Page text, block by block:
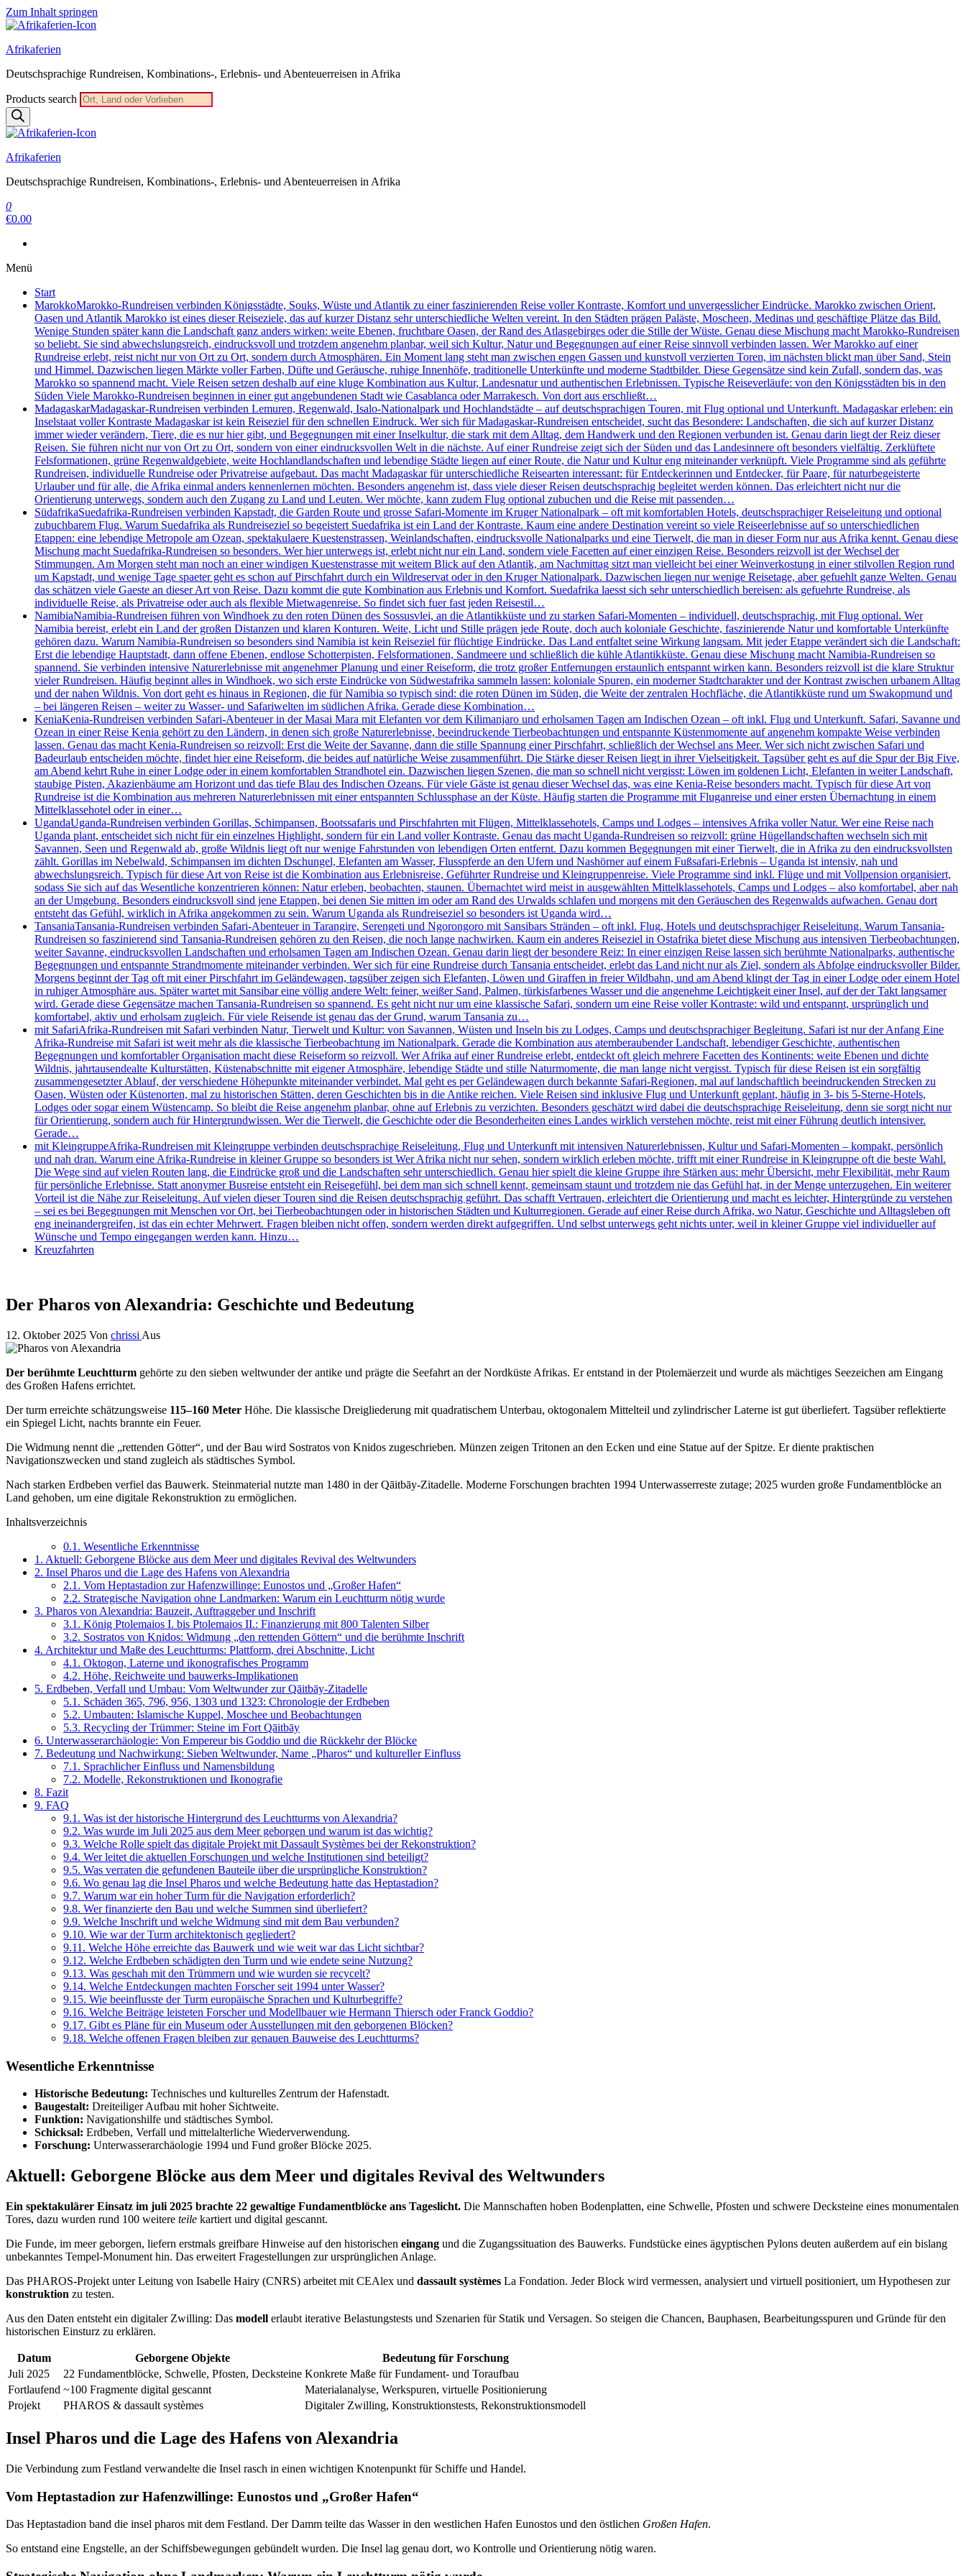
Zum Inhalt springen
Afrikaferien
Deutschsprachige Rundreisen, Kombinations-, Erlebnis- und Abenteuerreisen in Afrika
Products search
Afrikaferien
Deutschsprachige Rundreisen, Kombinations-, Erlebnis- und Abenteuerreisen in Afrika
0
€0.00
Menü
Start
MarokkoMarokko-Rundreisen verbinden Königsstädte, Souks, Wüste und Atlantik zu einer faszinierenden Reise voller Kontraste, Komfort und unvergesslicher Eindrücke. Marokko zwischen Orient,
Oasen und Atlantik Marokko ist eines dieser Reiseziele, das auf kurzer Distanz sehr unterschiedliche Welten vereint. In den Städten prägen Paläste, Moscheen, Medinas und geschäftige Plätze das Bild.
Wenige Stunden später kann die Landschaft ganz anders wirken: weite Ebenen, fruchtbare Oasen, der Rand des Atlasgebirges oder die Stille der Wüste. Genau diese Mischung macht Marokko-Rundreisen
so beliebt. Sie sind abwechslungsreich, eindrucksvoll und trotzdem angenehm planbar, weil sich Kultur, Natur und Begegnungen auf einer Reise sinnvoll verbinden lassen. Wer Marokko auf einer
Rundreise erlebt, reist nicht nur von Ort zu Ort, sondern durch Atmosphären. Ein Moment lang steht man zwischen engen Gassen und kunstvoll verzierten Toren, im nächsten blickt man über Sand, Stein
und Himmel. Dazwischen liegen Märkte voller Farben, Düfte und Geräusche, ruhige Innenhöfe, traditionelle Unterkünfte und moderne Stadtbilder. Diese Gegensätze sind kein Zufall, sondern das, was
Marokko so spannend macht. Viele Reisen setzen deshalb auf eine kluge Kombination aus Kultur, Landesnatur und authentischen Erlebnissen. Typische Reiseverläufe: von den Königsstädten bis in den
Süden Viele Marokko-Rundreisen beginnen in einer gut angebundenen Stadt wie Casablanca oder Marrakesch. Von dort aus erschließt…
MadagaskarMadagaskar-Rundreisen verbinden Lemuren, Regenwald, Isalo-Nationalpark und Hochlandstädte – auf deutschsprachigen Touren, mit Flug optional und Unterkunft. Madagaskar erleben: ein
Inselstaat voller Kontraste Madagaskar ist kein Reiseziel für den schnellen Eindruck. Wer sich für Madagaskar-Rundreisen entscheidet, sucht das Besondere: Landschaften, die sich auf kurzer Distanz
immer wieder verändern, Tiere, die es nur hier gibt, und Begegnungen mit einer Inselkultur, die stark mit dem Alltag, dem Handwerk und den Regionen verbunden ist. Genau darin liegt der Reiz dieser
Reisen. Sie führen nicht nur von Ort zu Ort, sondern von einer eindrucksvollen Welt in die nächste. Auf einer Rundreise zeigt sich der Süden und das Landesinnere oft besonders vielfältig. Zerklüftete
Felsformationen, grüne Regenwaldgebiete, weite Hochlandlandschaften und lebendige Städte liegen auf einer Route, die Natur und Kultur eng miteinander verknüpft. Viele Programme sind als geführte
Rundreisen, individuelle Rundreise oder Privatreise aufgebaut. Das macht Madagaskar für unterschiedliche Reisearten interessant: für Entdeckerinnen und Entdecker, für Paare, für naturbegeisterte
Urlauber und für alle, die Afrika einmal anders kennenlernen möchten. Besonders angenehm ist, dass viele dieser Reisen deutschsprachig begleitet werden können. Das erleichtert nicht nur die
Orientierung unterwegs, sondern auch den Zugang zu Land und Leuten. Wer möchte, kann zudem Flug optional zubuchen und die Reise mit passenden…
SüdafrikaSuedafrika-Rundreisen verbinden Kapstadt, die Garden Route und grosse Safari-Momente im Kruger Nationalpark – oft mit komfortablen Hotels, deutschsprachiger Reiseleitung und optional
zubuchbarem Flug. Warum Suedafrika als Rundreiseziel so begeistert Suedafrika ist ein Land der Kontraste. Kaum eine andere Destination vereint so viele Reiseerlebnisse auf so unterschiedlichen
Etappen: eine lebendige Metropole am Ozean, spektakulaere Kuestenstrassen, Weinlandschaften, eindrucksvolle Nationalparks und eine Tierwelt, die man in dieser Form nur aus Afrika kennt. Genau diese
Mischung macht Suedafrika-Rundreisen so besonders. Wer hier unterwegs ist, erlebt nicht nur ein Land, sondern viele Facetten auf einer einzigen Reise. Besonders reizvoll ist der Wechsel der
Stimmungen. Am Morgen steht man noch an einer windigen Kuestenstrasse mit weitem Blick auf den Atlantik, am Nachmittag sitzt man vielleicht bei einer Weinverkostung in einer stilvollen Region rund
um Kapstadt, und wenige Tage spaeter geht es schon auf Pirschfahrt durch ein Wildreservat oder in den Kruger Nationalpark. Dazwischen liegen nur wenige Reisetage, aber gefuehlt ganze Welten. Genau
das schätzen viele Gaeste an dieser Art von Reise. Dazu kommt die gute Kombination aus Erlebnis und Komfort. Suedafrika laesst sich sehr unterschiedlich bereisen: als gefuehrte Rundreise, als
individuelle Reise, als Privatreise oder auch als flexible Mietwagenreise. So findet sich fuer fast jeden Reisestil…
NamibiaNamibia-Rundreisen führen von Windhoek zu den roten Dünen des Sossusvlei, an die Atlantikküste und zu starken Safari-Momenten – individuell, deutschsprachig, mit Flug optional. Wer
Namibia bereist, erlebt ein Land der großen Distanzen und klaren Konturen. Weite, Licht und Stille prägen jede Route, doch auch koloniale Geschichte, faszinierende Natur und komfortable Unterkünfte
gehören dazu. Warum Namibia-Rundreisen so besonders sind Namibia ist kein Reiseziel für flüchtige Eindrücke. Das Land entfaltet seine Wirkung langsam. Mit jeder Etappe verändert sich die Landschaft:
Erst die lebendige Hauptstadt, dann offene Ebenen, endlose Schotterpisten, Felsformationen, Sandmeere und schließlich die kühle Atlantikküste. Genau diese Mischung macht Namibia-Rundreisen so
spannend. Sie verbinden intensive Naturerlebnisse mit angenehmer Planung und einer Reiseform, die trotz großer Entfernungen erstaunlich entspannt wirken kann. Besonders reizvoll ist die klare Struktur
vieler Rundreisen. Häufig beginnt alles in Windhoek, wo sich erste Eindrücke von Südwestafrika sammeln lassen: koloniale Spuren, ein moderner Stadtcharakter und der Kontrast zwischen urbanem Alltag
und der nahen Wildnis. Von dort geht es hinaus in Regionen, die für Namibia so typisch sind: die roten Dünen im Süden, die Weite der zentralen Hochfläche, die Atlantikküste rund um Swakopmund und
– bei längeren Reisen – weiter zu Wasser- und Safariwelten im südlichen Afrika. Gerade diese Kombination…
KeniaKenia-Rundreisen verbinden Safari-Abenteuer in der Masai Mara mit Elefanten vor dem Kilimanjaro und erholsamen Tagen am Indischen Ozean – oft inkl. Flug und Unterkunft. Safari, Savanne und
Ozean in einer Reise Kenia gehört zu den Ländern, in denen sich große Naturerlebnisse, beeindruckende Tierbeobachtungen und entspannte Küstenmomente auf angenehm kompakte Weise verbinden
lassen. Genau das macht Kenia-Rundreisen so reizvoll: Erst die Weite der Savanne, dann die stille Spannung einer Pirschfahrt, schließlich der Wechsel ans Meer. Wer sich nicht zwischen Safari und
Badeurlaub entscheiden möchte, findet hier eine Reiseform, die beides auf natürliche Weise zusammenführt. Die Stärke dieser Reisen liegt in ihrer Vielseitigkeit. Tagsüber geht es auf die Spur der Big Five,
am Abend kehrt Ruhe in einer Lodge oder in einem komfortablen Strandhotel ein. Dazwischen liegen Szenen, die man so schnell nicht vergisst: Löwen im goldenen Licht, Elefanten in weiter Landschaft,
staubige Pisten, Akazienbäume am Horizont und das tiefe Blau des Indischen Ozeans. Für viele Gäste ist genau dieser Wechsel das, was eine Kenia-Reise besonders macht. Typisch für diese Art von
Rundreise ist die Kombination aus mehreren Naturerlebnissen mit einer entspannten Schlussphase an der Küste. Häufig starten die Programme mit Fluganreise und einer ersten Übernachtung in einem
Mittelklassehotel oder in einer…
UgandaUganda-Rundreisen verbinden Gorillas, Schimpansen, Bootssafaris und Pirschfahrten mit Flügen, Mittelklassehotels, Camps und Lodges – intensives Afrika voller Natur. Wer eine Reise nach
Uganda plant, entscheidet sich nicht für ein einzelnes Highlight, sondern für ein Land voller Kontraste. Genau das macht Uganda-Rundreisen so reizvoll: grüne Hügellandschaften wechseln sich mit
Savannen, Seen und Regenwald ab, große Wildnis liegt oft nur wenige Fahrstunden von lebendigen Orten entfernt. Dazu kommen Begegnungen mit einer Tierwelt, die in Afrika zu den eindrucksvollsten
zählt. Gorillas im Nebelwald, Schimpansen im dichten Dschungel, Elefanten am Wasser, Flusspferde an den Ufern und Nashörner auf einem Fußsafari-Erlebnis – Uganda ist intensiv, nah und
abwechslungsreich. Typisch für diese Art von Reise ist die Kombination aus Erlebnisreise, Geführter Rundreise und Kleingruppenreise. Viele Programme sind inkl. Flüge und mit Vollpension organisiert,
sodass Sie sich auf das Wesentliche konzentrieren können: Natur erleben, beobachten, staunen. Übernachtet wird meist in ausgewählten Mittelklassehotels, Camps und Lodges – also komfortabel, aber nah
an der Umgebung. Besonders eindrucksvoll sind jene Etappen, bei denen Sie mitten im oder am Rand des Urwalds schlafen und morgens mit den Geräuschen des Regenwalds aufwachen. Genau dort
entsteht das Gefühl, wirklich in Afrika angekommen zu sein. Warum Uganda als Rundreiseziel so besonders ist Uganda wird…
TansaniaTansania-Rundreisen verbinden Safari-Abenteuer in Tarangire, Serengeti und Ngorongoro mit Sansibars Stränden – oft inkl. Flug, Hotels und deutschsprachiger Reiseleitung. Warum Tansania-
Rundreisen so faszinierend sind Tansania-Rundreisen gehören zu den Reisen, die noch lange nachwirken. Kaum ein anderes Reiseziel in Ostafrika bietet diese Mischung aus intensiven Tierbeobachtungen,
weiter Savanne, eindrucksvollen Landschaften und erholsamen Tagen am Indischen Ozean. Genau darin liegt der besondere Reiz: In einer einzigen Reise lassen sich berühmte Nationalparks, authentische
Begegnungen und entspannte Strandmomente miteinander verbinden. Wer sich für eine Rundreise durch Tansania entscheidet, erlebt das Land nicht nur als Ziel, sondern als Abfolge eindrucksvoller Bilder.
Morgens beginnt der Tag oft mit einer Pirschfahrt im Geländewagen, tagsüber zeigen sich Elefanten, Löwen und Giraffen in freier Wildbahn, und am Abend klingt der Tag in einer Lodge oder einem Hotel
in ruhiger Atmosphäre aus. Später wartet mit Sansibar eine völlig andere Welt: feiner, weißer Sand, Palmen, türkisfarbenes Wasser und die angenehme Leichtigkeit einer Insel, auf der der Takt langsamer
wird. Gerade diese Gegensätze machen Tansania-Rundreisen so spannend. Es geht nicht nur um eine klassische Safari, sondern um eine Reise voller Kontraste: wild und entspannt, ursprünglich und
komfortabel, aktiv und erholsam zugleich. Für viele Reisende ist genau das der Grund, warum Tansania zu…
mit SafariAfrika-Rundreisen mit Safari verbinden Natur, Tierwelt und Kultur: von Savannen, Wüsten und Inseln bis zu Lodges, Camps und deutschsprachiger Begleitung. Safari ist nur der Anfang Eine
Afrika-Rundreise mit Safari ist weit mehr als die klassische Tierbeobachtung im Nationalpark. Gerade die Kombination aus atemberaubender Landschaft, lebendiger Geschichte, authentischen
Begegnungen und komfortabler Organisation macht diese Reiseform so reizvoll. Wer Afrika auf einer Rundreise erlebt, entdeckt oft gleich mehrere Facetten des Kontinents: weite Ebenen und dichte
Wildnis, jahrtausendealte Kulturstätten, Küstenabschnitte mit eigener Atmosphäre, lebendige Städte und stille Naturmomente, die man lange nicht vergisst. Typisch für diese Reisen ist ein sorgfältig
zusammengesetzter Ablauf, der verschiedene Höhepunkte miteinander verbindet. Mal geht es per Geländewagen durch bekannte Safari-Regionen, mal auf landschaftlich beeindruckenden Strecken zu
Oasen, Wüsten oder Küstenorten, mal zu historischen Stätten, deren Geschichten bis in die Antike reichen. Viele Reisen sind inklusive Flug und Unterkunft geplant, häufig in 3- bis 5-Sterne-Hotels,
Lodges oder sogar einem Wüstencamp. So bleibt die Reise angenehm planbar, ohne auf Erlebnis zu verzichten. Besonders geschätzt wird dabei die deutschsprachige Reiseleitung, denn sie sorgt nicht nur
für Orientierung, sondern auch für Hintergrundwissen. Wer die Tierwelt, die Geschichte oder die Besonderheiten eines Landes wirklich verstehen möchte, reist mit einer Führung deutlich intensiver.
Gerade…
mit KleingruppeAfrika-Rundreisen mit Kleingruppe verbinden deutschsprachige Reiseleitung, Flug und Unterkunft mit intensiven Naturerlebnissen, Kultur und Safari-Momenten – kompakt, persönlich
und nah dran. Warum eine Afrika-Rundreise in kleiner Gruppe so besonders ist Wer Afrika nicht nur sehen, sondern wirklich erleben möchte, trifft mit einer Rundreise in Kleingruppe oft die beste Wahl.
Die Wege sind auf vielen Routen lang, die Eindrücke groß und die Landschaften sehr unterschiedlich. Genau hier spielt die kleine Gruppe ihre Stärken aus: mehr Übersicht, mehr Flexibilität, mehr Raum
für persönliche Erlebnisse. Statt anonymer Busreise entsteht ein Reisegefühl, bei dem man sich schnell kennt, gemeinsam staunt und trotzdem nie das Gefühl hat, in der Menge unterzugehen. Ein weiterer
Vorteil ist die Nähe zur Reiseleitung. Auf vielen dieser Touren sind die Reisen deutschsprachig geführt. Das schafft Vertrauen, erleichtert die Orientierung und macht es leichter, Hintergründe zu verstehen
– sei es bei Begegnungen mit Menschen vor Ort, bei Tierbeobachtungen oder in historischen Städten und Kulturregionen. Gerade auf einer Reise durch Afrika, wo Natur, Geschichte und Alltagsleben oft
eng ineinandergreifen, ist das ein echter Mehrwert. Fragen bleiben nicht offen, sondern werden direkt aufgegriffen. Und selbst unterwegs geht nichts unter, weil in kleiner Gruppe viel individueller auf
Wünsche und Tempo eingegangen werden kann. Hinzu…
Kreuzfahrten
Der Pharos von Alexandria: Geschichte und Bedeutung
12. Oktober 2025 Von chrissi Aus
Der berühmte Leuchtturm gehörte zu den sieben weltwunder der antike und prägte die Seefahrt an der Nordküste Afrikas. Er entstand in der Ptolemäerzeit und wurde als mächtiges Seezeichen am Eingang
des Großen Hafens errichtet.
Der turm erreichte schätzungsweise 115–160 Meter Höhe. Die klassische Dreigliederung mit quadratischem Unterbau, oktogonalem Mittelteil und zylindrischer Laterne ist gut überliefert. Tagsüber reflektierte
ein Spiegel Licht, nachts brannte ein Feuer.
Die Widmung nennt die „rettenden Götter“, und der Bau wird Sostratos von Knidos zugeschrieben. Münzen zeigen Tritonen an den Ecken und eine Statue auf der Spitze. Er diente praktischen
Navigationszwecken und stand zugleich als städtisches Symbol.
Nach starken Erdbeben verfiel das Bauwerk. Steinmaterial nutzte man 1480 in der Qāitbāy-Zitadelle. Moderne Forschungen brachten 1994 Unterwasserreste zutage; 2025 wurden große Fundamentblöcke an
Land gehoben, um eine digitale Rekonstruktion zu ermöglichen.
Inhaltsverzeichnis
0.1. Wesentliche Erkenntnisse
1. Aktuell: Geborgene Blöcke aus dem Meer und digitales Revival des Weltwunders
2. Insel Pharos und die Lage des Hafens von Alexandria
2.1. Vom Heptastadion zur Hafenzwillinge: Eunostos und „Großer Hafen“
2.2. Strategische Navigation ohne Landmarken: Warum ein Leuchtturm nötig wurde
3. Pharos von Alexandria: Bauzeit, Auftraggeber und Inschrift
3.1. König Ptolemaios I. bis Ptolemaios II.: Finanzierung mit 800 Talenten Silber
3.2. Sostratos von Knidos: Widmung „den rettenden Göttern“ und die berühmte Inschrift
4. Architektur und Maße des Leuchtturms: Plattform, drei Abschnitte, Licht
4.1. Oktogon, Laterne und ikonografisches Programm
4.2. Höhe, Reichweite und bauwerks-Implikationen
5. Erdbeben, Verfall und Umbau: Vom Weltwunder zur Qāitbāy-Zitadelle
5.1. Schäden 365, 796, 956, 1303 und 1323: Chronologie der Erdbeben
5.2. Umbauten: Islamische Kuppel, Moschee und Beobachtungen
5.3. Recycling der Trümmer: Steine im Fort Qāitbāy
6. Unterwasserarchäologie: Von Empereur bis Goddio und die Rückkehr der Blöcke
7. Bedeutung und Nachwirkung: Sieben Weltwunder, Name „Pharos“ und kultureller Einfluss
7.1. Sprachlicher Einfluss und Namensbildung
7.2. Modelle, Rekonstruktionen und Ikonografie
8. Fazit
9. FAQ
9.1. Was ist der historische Hintergrund des Leuchtturms von Alexandria?
9.2. Was wurde im Juli 2025 aus dem Meer geborgen und warum ist das wichtig?
9.3. Welche Rolle spielt das digitale Projekt mit Dassault Systèmes bei der Rekonstruktion?
9.4. Wer leitet die aktuellen Forschungen und welche Institutionen sind beteiligt?
9.5. Was verraten die gefundenen Bauteile über die ursprüngliche Konstruktion?
9.6. Wo genau lag die Insel Pharos und welche Bedeutung hatte das Heptastadion?
9.7. Warum war ein hoher Turm für die Navigation erforderlich?
9.8. Wer finanzierte den Bau und welche Summen sind überliefert?
9.9. Welche Inschrift und welche Widmung sind mit dem Bau verbunden?
9.10. Wie war der Turm architektonisch gegliedert?
9.11. Welche Höhe erreichte das Bauwerk und wie weit war das Licht sichtbar?
9.12. Welche Erdbeben schädigten den Turm und wie endete seine Nutzung?
9.13. Was geschah mit den Trümmern und wie wurden sie recycelt?
9.14. Welche Entdeckungen machten Forscher seit 1994 unter Wasser?
9.15. Wie beeinflusste der Turm europäische Sprachen und Kulturbegriffe?
9.16. Welche Beiträge leisteten Forscher und Modellbauer wie Hermann Thiersch oder Franck Goddio?
9.17. Gibt es Pläne für ein Museum oder Ausstellungen mit den geborgenen Blöcken?
9.18. Welche offenen Fragen bleiben zur genauen Bauweise des Leuchtturms?
Wesentliche Erkenntnisse
Historische Bedeutung: Technisches und kulturelles Zentrum der Hafenstadt.
Baugestalt: Dreiteiliger Aufbau mit hoher Sichtweite.
Funktion: Navigationshilfe und städtisches Symbol.
Schicksal: Erdbeben, Verfall und mittelalterliche Wiederverwendung.
Forschung: Unterwasserarchäologie 1994 und Fund großer Blöcke 2025.
Aktuell: Geborgene Blöcke aus dem Meer und digitales Revival des Weltwunders
Ein spektakulärer Einsatz im juli 2025 brachte 22 gewaltige Fundamentblöcke ans Tageslicht. Die Mannschaften hoben Bodenplatten, eine Schwelle, Pfosten und schwere Decksteine eines monumentalen
Tores, dazu wurden rund 100 weitere teile kartiert und digital gescannt.
Die Funde, im meer geborgen, liefern erstmals greifbare Hinweise auf den historischen eingang und die Zugangssituation des Bauwerks. Fundstücke eines ägyptischen Pylons deuten außerdem auf ein bislang
unbekanntes Tempel-Monument hin. Das erweitert Fragestellungen zur ursprünglichen Anlage.
Das PHAROS-Projekt unter Leitung von Isabelle Hairy (CNRS) arbeitet mit CEAlex und dassault systèmes La Fondation. Jeder Block wird vermessen, analysiert und virtuell positioniert, um Hypothesen zur
konstruktion zu testen.
Aus den Daten entsteht ein digitaler Zwilling: Das modell erlaubt iterative Belastungstests und Szenarien für Statik und Versagen. So steigen die Chancen, Bauphasen, Bearbeitungsspuren und Gründe für den
historischen Einsturz zu erklären.
Datum Geborgene Objekte
Bedeutung für Forschung
Juli 2025
22 Fundamentblöcke, Schwelle, Pfosten, Decksteine Konkrete Maße für Fundament- und Toraufbau
Fortlaufend ~100 Fragmente digital gescannt
Materialanalyse, Werkspuren, virtuelle Positionierung
Projekt
PHAROS & dassault systèmes Digitaler Zwilling, Konstruktionstests, Rekonstruktionsmodell
Insel Pharos und die Lage des Hafens von Alexandria
Die Verbindung zum Festland verwandelte die Insel rasch in einen wichtigen Knotenpunkt für Schiffe und Handel.
Vom Heptastadion zur Hafenzwillinge: Eunostos und „Großer Hafen“
Das Heptastadion band die insel pharos mit dem Festland. Der Damm teilte das Wasser in den westlichen Hafen Eunostos und den östlichen Großen Hafen.
So entstand eine Engstelle, an der Schiffsbewegungen gebündelt wurden. Die Insel lag genau dort, wo Kontrolle und Orientierung nötig waren.